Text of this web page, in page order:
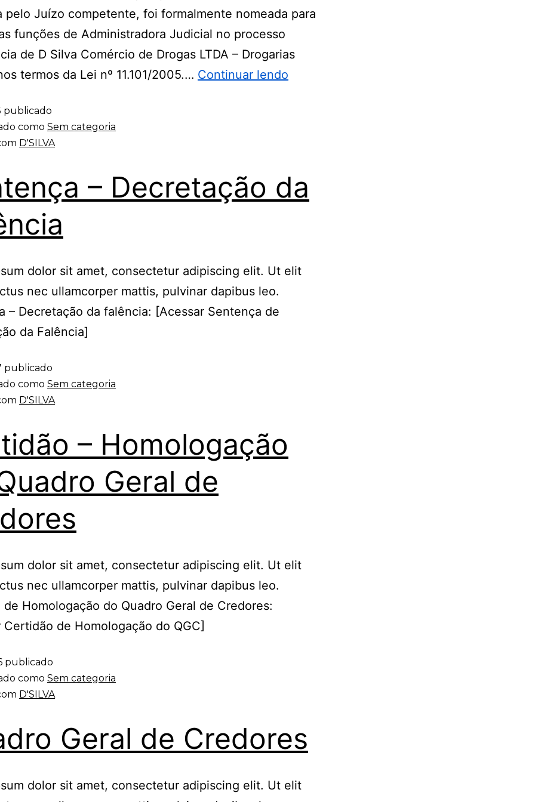
pelo Juízo competente, foi formalmente nomeada para
funções de Administradora Judicial no processo
de D Silva Comércio de Drogas LTDA – Drogarias
termos da Lei nº 11.101/2005.… Continuar lendo
publicado
como Sem categoria
D'SILVA
– Decretação da
dolor sit amet, consectetur adipiscing elit. Ut elit
nec ullamcorper mattis, pulvinar dapibus leo.
– Decretação da falência: [Acessar Sentença de
da Falência]
publicado
como Sem categoria
D'SILVA
– Homologação
Geral de
dolor sit amet, consectetur adipiscing elit. Ut elit
nec ullamcorper mattis, pulvinar dapibus leo.
Homologação do Quadro Geral de Credores:
Certidão de Homologação do QGC]
publicado
como Sem categoria
D'SILVA
Geral de Credores
dolor sit amet, consectetur adipiscing elit. Ut elit